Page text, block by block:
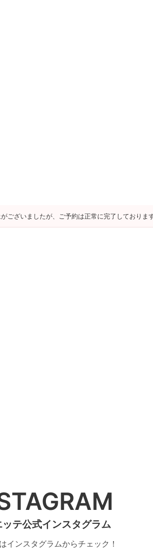
ございましたが、ご予約は正常に完了しており
ッテ公式インスタグラム
インスタグラムからチェック！